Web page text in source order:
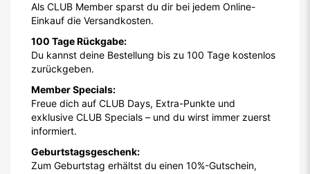
Als CLUB Member sparst du dir bei jedem Online-
Einkauf die Versandkosten.
100 Tage Rückgabe:
Du kannst deine Bestellung bis zu 100 Tage kostenlos
zurückgeben.
Member Specials:
Freue dich auf CLUB Days, Extra-Punkte und
exklusive CLUB Specials – und du wirst immer zuerst
informiert.
Geburtstagsgeschenk:
Zum Geburtstag erhältst du einen 10%-Gutschein,